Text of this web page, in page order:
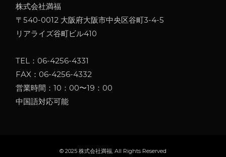
株式会社満福
〒540-0012 大阪府大阪市中央区谷町3-4-5
リアライズ谷町ビル410
TEL： 06-4256-4331
FAX：06-4256-4332
営業時間：10：00〜19：00
中国語対応可能
© 2025 株式会社満福, All Rights Reserved